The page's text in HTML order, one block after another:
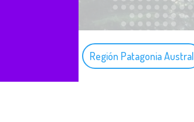
Región Patagonia Austral